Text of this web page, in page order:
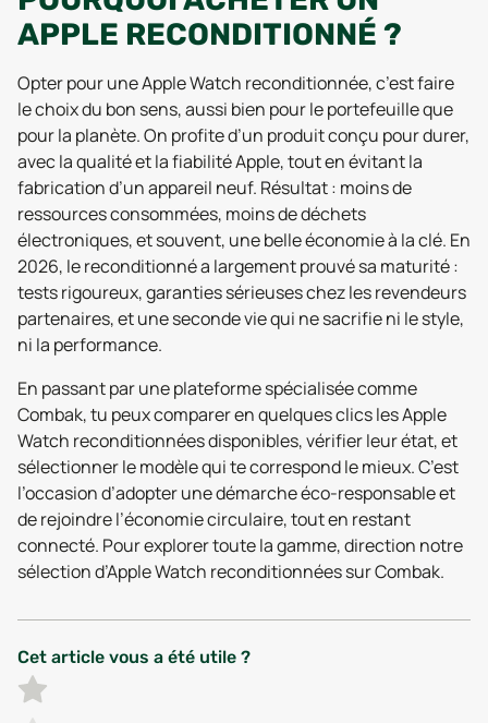
APPLE RECONDITIONNÉ ?
Opter pour une Apple Watch reconditionnée, c’est faire
le choix du bon sens, aussi bien pour le portefeuille que
pour la planète. On profite d’un produit conçu pour durer,
avec la qualité et la fiabilité Apple, tout en évitant la
fabrication d’un appareil neuf. Résultat : moins de
ressources consommées, moins de déchets
électroniques, et souvent, une belle économie à la clé. En
2026, le reconditionné a largement prouvé sa maturité :
tests rigoureux, garanties sérieuses chez les revendeurs
partenaires, et une seconde vie qui ne sacrifie ni le style,
ni la performance.
En passant par une plateforme spécialisée comme
Combak, tu peux comparer en quelques clics les Apple
Watch reconditionnées disponibles, vérifier leur état, et
sélectionner le modèle qui te correspond le mieux. C’est
l’occasion d’adopter une démarche éco-responsable et
de rejoindre l’économie circulaire, tout en restant
connecté. Pour explorer toute la gamme, direction notre
sélection d’Apple Watch reconditionnées sur Combak.
Cet article vous a été utile ?